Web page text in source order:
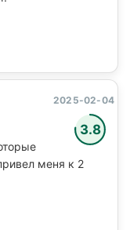
3.8
2025-02-04
меня к 2